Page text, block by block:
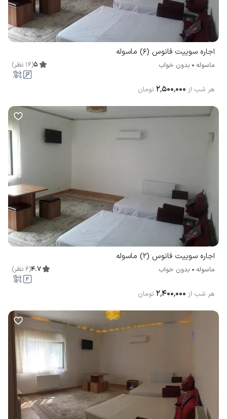
اجاره سوییت فانوس (6) ماسوله
ماسوله بدون خواب 5
(
16 نظر)
هر شب از ۲٬۵۰۰٬۰۰۰ تومان
اجاره سوییت فانوس (2) ماسوله
ماسوله بدون خواب 4.7
(
6 نظر)
هر شب از ۲٬۴۰۰٬۰۰۰ تومان